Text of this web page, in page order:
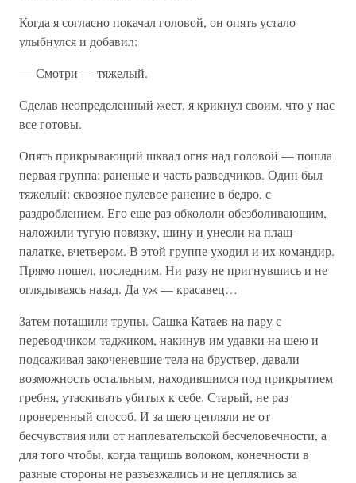
Когда я согласно покачал головой, он опять устало
улыбнулся и добавил:
— Смотри — тяжелый.
Сделав неопределенный жест, я крикнул своим, что у нас
все готовы.
Опять прикрывающий шквал огня над головой — пошла
первая группа: раненые и часть разведчиков. Один был
тяжелый: сквозное пулевое ранение в бедро, с
раздроблением. Его еще раз обкололи обезболивающим,
наложили тугую повязку, шину и унесли на плащ-
палатке, вчетвером. В этой группе уходил и их командир.
Прямо пошел, последним. Ни разу не пригнувшись и не
оглядываясь назад. Да уж — красавец…
Затем потащили трупы. Сашка Катаев на пару с
переводчиком-таджиком, накинув им удавки на шею и
подсаживая закоченевшие тела на бруствер, давали
возможность остальным, находившимся под прикрытием
гребня, утаскивать убитых к себе. Старый, не раз
проверенный способ. И за шею цепляли не от
бесчувствия или от наплевательской бесчеловечности, а
для того чтобы, когда тащишь волоком, конечности в
разные стороны не разъезжались и не цеплялись за